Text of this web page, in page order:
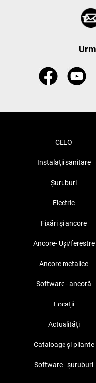
CELO
Instalații sanitare
Șuruburi
Electric
Fixări și ancore
Ancore- Uși/ferestre
Ancore metalice
Software - ancoră
Locații
Actualități
Cataloage și pliante
Software - șuruburi